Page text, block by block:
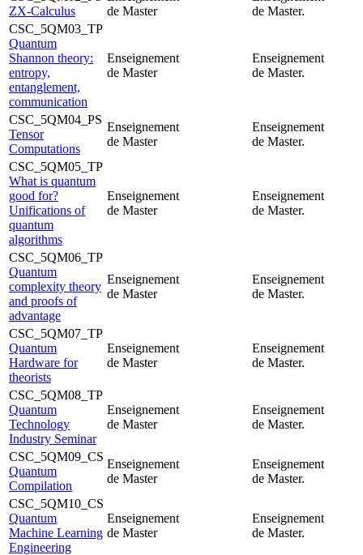
ZX-Calculus
de Master
de Master.
CSC_5QM03_TP
Quantum
Shannon theory:
entropy,
entanglement,
communication
Enseignement
de Master
Enseignement
de Master.
CSC_5QM04_PS
Tensor
Computations
Enseignement
de Master
Enseignement
de Master.
CSC_5QM05_TP
What is quantum
good for?
Unifications of
quantum
algorithms
Enseignement
de Master
Enseignement
de Master.
CSC_5QM06_TP
Quantum
complexity theory
and proofs of
advantage
Enseignement
de Master
Enseignement
de Master.
CSC_5QM07_TP
Quantum
Hardware for
theorists
Enseignement
de Master
Enseignement
de Master.
CSC_5QM08_TP
Quantum
Technology
Industry Seminar
Enseignement
de Master
Enseignement
de Master.
CSC_5QM09_CS
Quantum
Compilation
Enseignement
de Master
Enseignement
de Master.
CSC_5QM10_CS
Quantum
Machine Learning
Engineering
Enseignement
de Master
Enseignement
de Master.